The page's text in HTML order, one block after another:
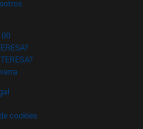
(abre en nueva ventana)
cookies